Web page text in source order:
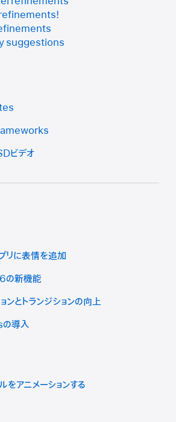
suggestions
ビデオ
リに表情を追加
新機能
ンとトランジションの向上
導入
をアニメーションする